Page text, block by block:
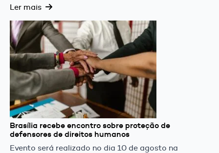
Ler mais
Brasília recebe encontro sobre proteção de
defensores de direitos humanos
Evento será realizado no dia 10 de agosto na